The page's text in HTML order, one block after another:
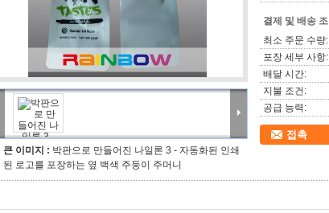
큰 이미지 : 박판으로 만들어진 나일론 3 - 자동화된 인쇄
된 로고를 포장하는 옆 백색 주둥이 주머니
결제 및 배송
최소 주문 수량:
포장 세부 사항:
배달 시간:
지불 조건:
공급 능력:
접촉